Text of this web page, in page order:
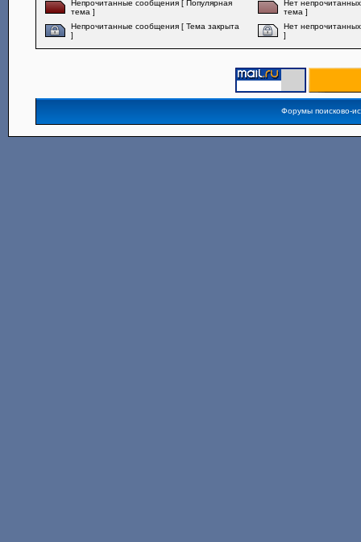
Непрочитанные сообщения [ Популярная
тема ]
Нет
тема ]
Непрочитанные сообщения [ Тема закрыта
]
Нет
]
Форумы поисково-